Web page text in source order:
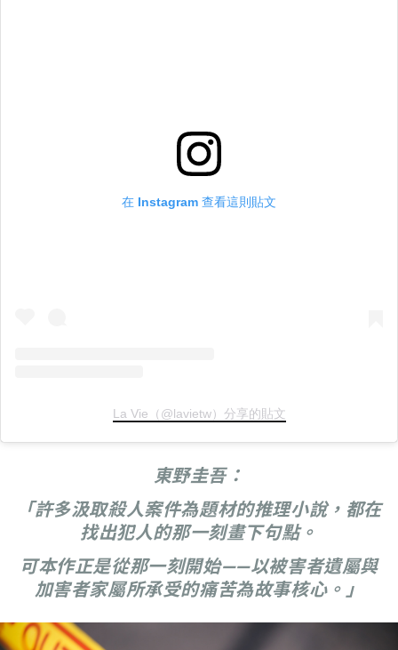
在 Instagram 查看這則貼文
La Vie（@lavietw）分享的貼文
東野圭吾：
「許多汲取殺人案件為題材的推理小說，都在
找出犯人的那一刻畫下句點。
可本作正是從那一刻開始——以被害者遺屬與
加害者家屬所承受的痛苦為故事核心。」